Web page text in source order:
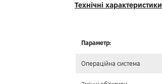
Технічні характеристики
Параметр:
Операційна система